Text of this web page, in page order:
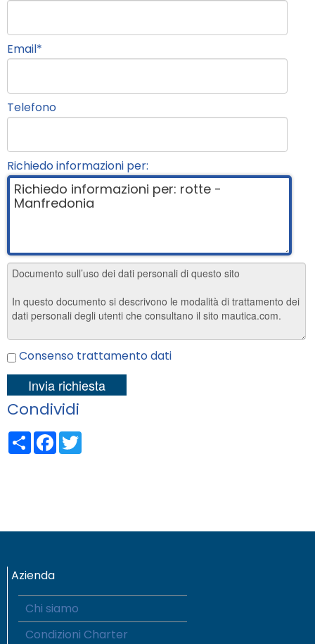
Email*
Telefono
Richiedo informazioni per:
Consenso trattamento dati
Condividi
ShareFacebook
Azienda
Chi siamo
Condizioni Charter